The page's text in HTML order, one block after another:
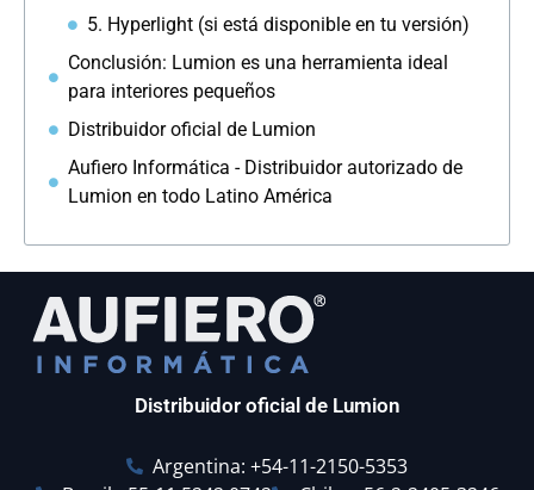
5. Hyperlight (si está disponible en tu versión)
Conclusión: Lumion es una herramienta ideal
para interiores pequeños
Distribuidor oficial de Lumion
Aufiero Informática - Distribuidor autorizado de
Lumion en todo Latino América
Distribuidor oficial de Lumion
Argentina: +54-11-2150-5353